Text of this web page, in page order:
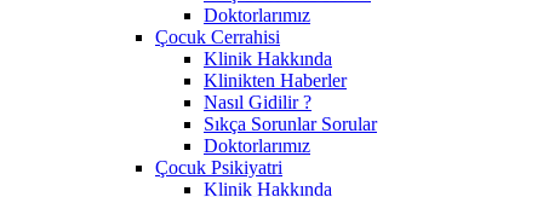
Doktorlarımız
Çocuk Cerrahisi
Klinik Hakkında
Klinikten Haberler
Nasıl Gidilir ?
Sıkça Sorunlar Sorular
Doktorlarımız
Çocuk Psikiyatri
Klinik Hakkında